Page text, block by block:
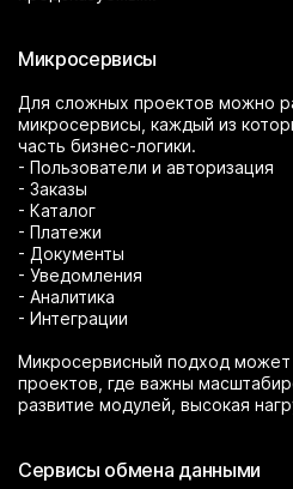
Микросервисы
Для сложных проектов можно
микросервисы, каждый из
часть бизнес-логики.
- Пользователи и авторизация
- Заказы
- Каталог
- Платежи
- Документы
- Уведомления
- Аналитика
- Интеграции
Микросервисный подход может
проектов, где важны
развитие модулей, высокая
Сервисы обмена данными